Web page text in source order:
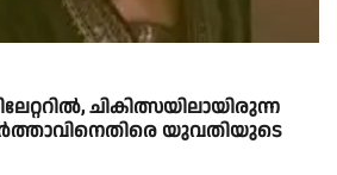
ചികിത്സയിലായിരുന്ന
യുവതിയുടെ